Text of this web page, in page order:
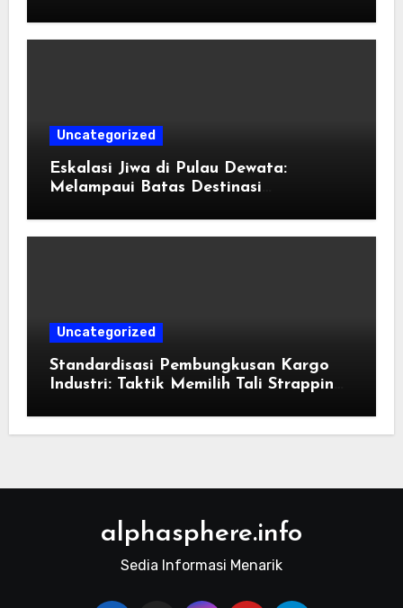
Uncategorized
Eskalasi Jiwa di Pulau Dewata:
Melampaui Batas Destinasi
Uncategorized
Standardisasi Pembungkusan Kargo
Industri: Taktik Memilih Tali Strapping
alphasphere.info
Sedia Informasi Menarik